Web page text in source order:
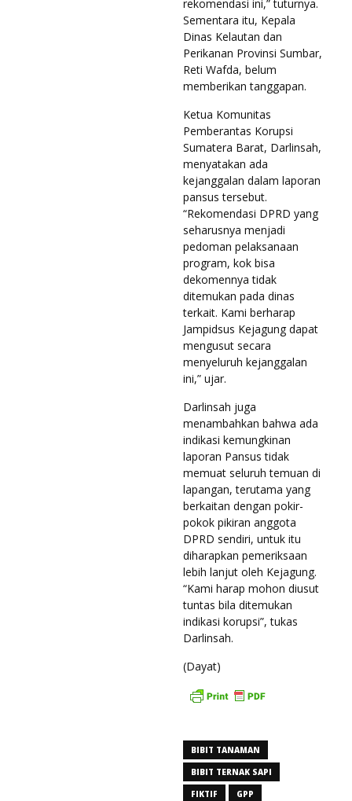
rekomendasi ini,” tuturnya.
Sementara itu, Kepala
Dinas Kelautan dan
Perikanan Provinsi Sumbar,
Reti Wafda, belum
memberikan tanggapan.
Ketua Komunitas
Pemberantas Korupsi
Sumatera Barat, Darlinsah,
menyatakan ada
kejanggalan dalam laporan
pansus tersebut.
“Rekomendasi DPRD yang
seharusnya menjadi
pedoman pelaksanaan
program, kok bisa
dekomennya tidak
ditemukan pada dinas
terkait. Kami berharap
Jampidsus Kejagung dapat
mengusut secara
menyeluruh kejanggalan
ini,” ujar.
Darlinsah juga
menambahkan bahwa ada
indikasi kemungkinan
laporan Pansus tidak
memuat seluruh temuan di
lapangan, terutama yang
berkaitan dengan pokir-
pokok pikiran anggota
DPRD sendiri, untuk itu
diharapkan pemeriksaan
lebih lanjut oleh Kejagung.
“Kami harap mohon diusut
tuntas bila ditemukan
indikasi korupsi”, tukas
Darlinsah.
(Dayat)
BIBIT TANAMAN
BIBIT TERNAK SAPI
FIKTIF
GPP